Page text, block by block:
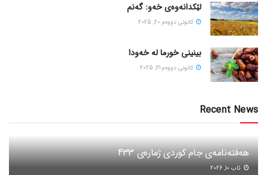
لێکدانەوەی خەو: گەنم
كانونی دووه‌م 20, 2025
بینینی خورما لە خەودا
كانونی دووه‌م 21, 2025
Recent News
هەفتەنامەی جام کوردی ژمارەی 433
ئاب 10, 2026